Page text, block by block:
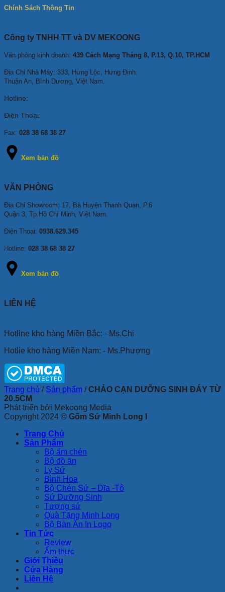
Chính Sách Thông Tin
Công ty TNHH TT và DV MEKOONG
Văn phòng kinh doanh: 439 Cách Mạng Tháng 8, P.13, Q.10, TP.HCM
Địa Chỉ Nhà Máy: 333, Hưng Lộc, Hưng Định.
Thuận An, Bình Dương, Việt Nam.
Hotline:
Điện Thoại:
Fax: 028 38 68 38 27
Xem bản đồ
VĂN PHÒNG
Địa Chỉ Showroom: 17, Bà Huyện Thanh Quan, P.6
Quận 3, Tp.Hồ Chí Minh, Việt Nam.
Điện Thoại: 0938.629.345
Hotline: 028 38 68 38 27
Xem bản đồ
LIÊN HỆ
Hotline kho hàng Miền Bắc: - Ms.Chi
Hotlie kho hàng Miền Nam: - Ms.Phượng
Trang chủ / Sản phẩm /CHẢO CẠN DƯỠNG SINH ĐÁY TỪ
20.5CM
Phát triển bởi Mekoong Media
Copyright 2024 © Gốm Sứ Minh Long I
Trang Chủ
Sản Phẩm
Bộ ấm chén
Bộ đồ ăn
Ly Sứ
Bình Hoa
Bộ Chén Sứ – Dĩa -Tô
Sứ Dưỡng Sinh
Tượng sứ
Quà Tặng Minh Long
Bộ Bàn Ăn In Logo
Tin Tức
Review
Ẩm thực
Giới Thiệu
Cửa Hàng
Liên Hệ